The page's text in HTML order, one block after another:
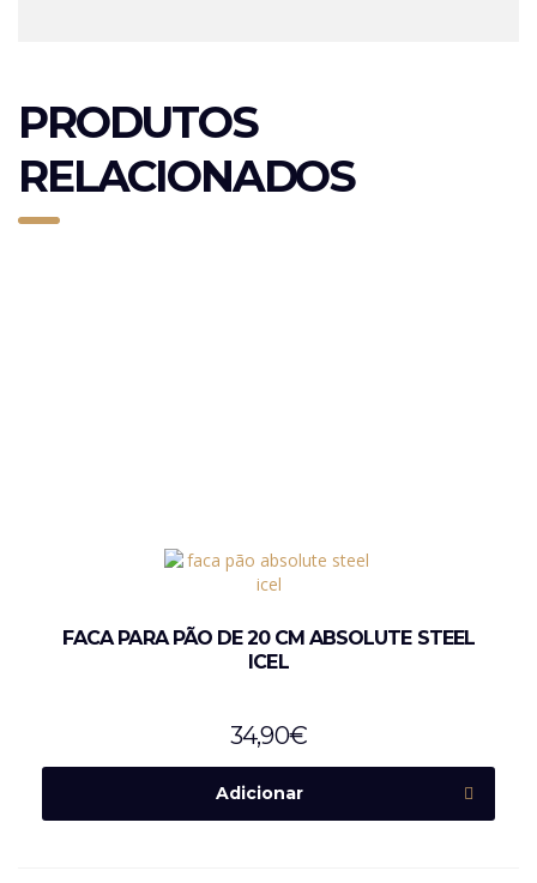
PRODUTOS
RELACIONADOS
FACA PARA PÃO DE 20 CM ABSOLUTE STEEL
ICEL
34,90€
Adicionar